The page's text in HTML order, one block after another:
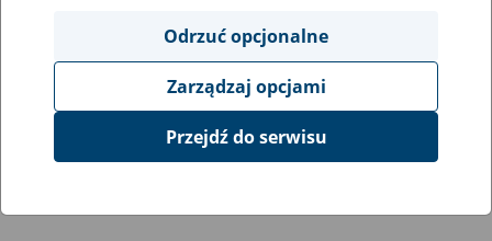
Odrzuć opcjonalne
Zarządzaj opcjami
Przejdź do serwisu